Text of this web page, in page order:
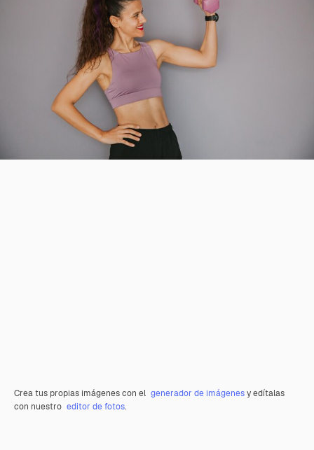
Crea tus propias imágenes con el generador de imágenesy edítalas
con nuestro editor de fotos.